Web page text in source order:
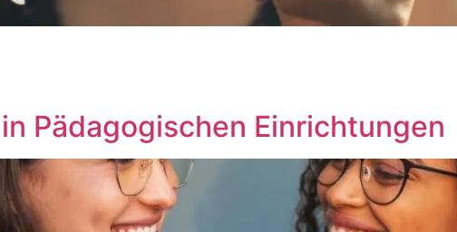
Pädagogischen Einrichtungen